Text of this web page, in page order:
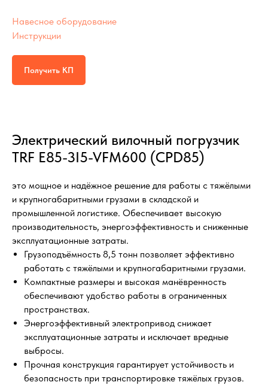
Навесное оборудование
Инструкции
Получить КП
Электрический вилочный погрузчик
TRF E85-3I5-VFM600 (CPD85)
это мощное и надёжное решение для работы с тяжёлыми
и крупногабаритными грузами в складской и
промышленной логистике. Обеспечивает высокую
производительность, энергоэффективность и сниженные
эксплуатационные затраты.
Грузоподъёмность 8,5 тонн позволяет эффективно
работать с тяжёлыми и крупногабаритными грузами.
Компактные размеры и высокая манёвренность
обеспечивают удобство работы в ограниченных
пространствах.
Энергоэффективный электропривод снижает
эксплуатационные затраты и исключает вредные
выбросы.
Прочная конструкция гарантирует устойчивость и
безопасность при транспортировке тяжёлых грузов.